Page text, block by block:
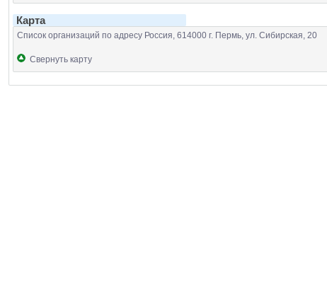
Карта
Список организаций по адресу Россия, 614000 г. Пермь, ул. Сибирская, 20
Свернуть карту